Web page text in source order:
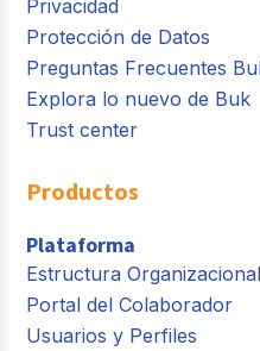
Privacidad
Protección de Datos
Preguntas Frecuentes
Explora lo nuevo de Buk
Trust center
Productos
Plataforma
Estructura Organizacional
Portal del Colaborador
Usuarios y Perfiles